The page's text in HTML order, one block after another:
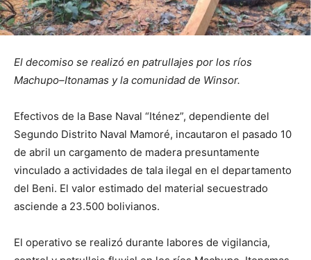
El decomiso se realizó en patrullajes por los ríos
Machupo–Itonamas y la comunidad de Winsor.
Efectivos de la Base Naval “Iténez”, dependiente del
Segundo Distrito Naval Mamoré, incautaron el pasado 10
de abril un cargamento de madera presuntamente
vinculado a actividades de tala ilegal en el departamento
del Beni. El valor estimado del material secuestrado
asciende a 23.500 bolivianos.
El operativo se realizó durante labores de vigilancia,